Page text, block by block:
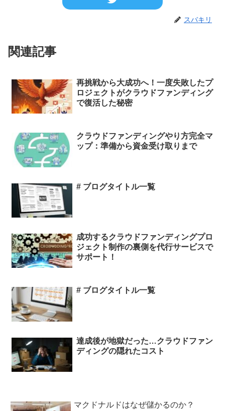
スバキリ
関連記事
再挑戦から大成功へ！一度失敗したプ
ロジェクトがクラウドファンディング
で復活した秘密
クラウドファンディングやり方完全マ
ップ：準備から資金受け取りまで
# ブログタイトル一覧
成功するクラウドファンディングプロ
ジェクト制作の裏側を代行サービスで
サポート！
# ブログタイトル一覧
達成後が地獄だった…クラウドファン
ディングの隠れたコスト
マクドナルドはなぜ儲かるのか？